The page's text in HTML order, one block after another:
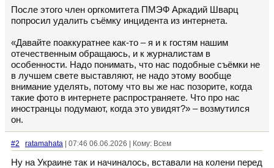
После этого член оргкомитета ПМЭФ Аркадий Шварц
попросил удалить съёмку инцидента из интернета.
«Давайте поаккуратнее как-то – я и к гостям нашим
отечественным обращаюсь, и к журналистам в
особенности. Надо понимать, что нас подобные съёмки не
в лучшем свете выставляют, не надо этому вообще
внимание уделять, потому что вы же нас позорите, когда
такие фото в интернете распространяете. Что про нас
иностранцы подумают, когда это увидят?» – возмутился
он.
#2 ratamahata | 07:46 06.06.2026 | Кому: Всем
Ну на Украине так и начиналось, вставали на колени перед